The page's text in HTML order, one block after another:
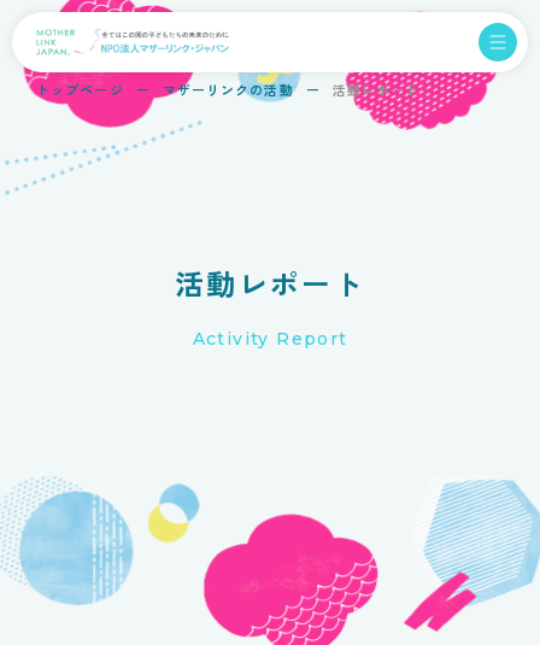
トップページ マザーリンクの活動 活動レポート
活動レポート
Activity Report